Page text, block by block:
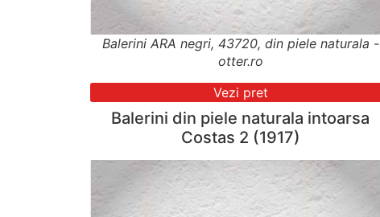
Balerini ARA negri, 43720, din piele naturala -
otter.ro
Vezi pret
Balerini din piele naturala intoarsa
Costas 2 (1917)